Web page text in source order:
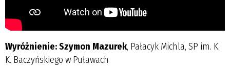
Wyróżnienie: Szymon Mazurek, Pałacyk Michla, SP im. K.
K. Baczyńskiego w Puławach